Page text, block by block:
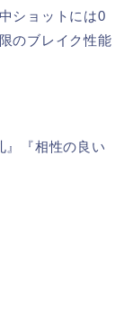
ショットには0
のブレイク性能
『相性の良い